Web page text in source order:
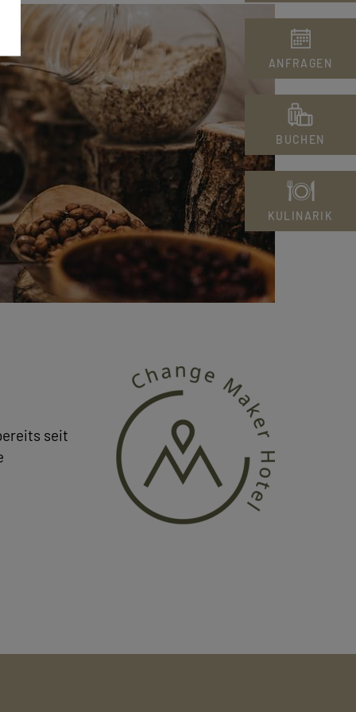
seit
ANFRAGEN
BUCHEN
KULINARIK